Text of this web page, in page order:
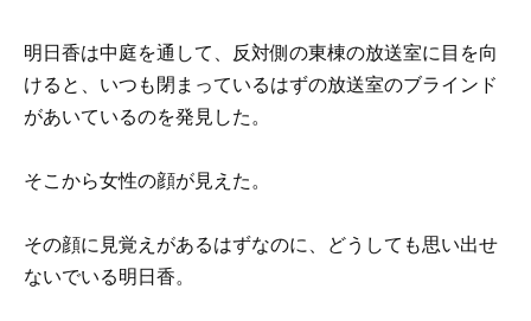
明日香は中庭を通して、反対側の東棟の放送室に目を向
けると、いつも閉まっているはずの放送室のブラインド
があいているのを発見した。
そこから女性の顔が見えた。
その顔に見覚えがあるはずなのに、どうしても思い出せ
ないでいる明日香。